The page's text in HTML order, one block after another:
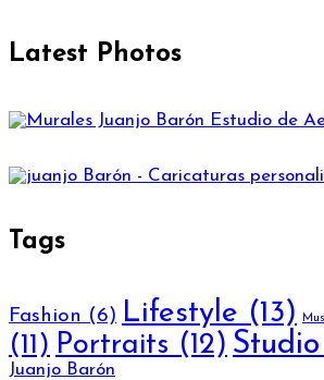
Latest Photos
Tags
Fashion (6) Lifestyle (13)
(11) Portraits (12) Studio
Juanjo Barón